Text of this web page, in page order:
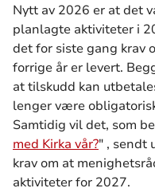
Nytt av 2026 er at det
planlagte aktiviteter i
det for siste gang krav
forrige år er levert.
attilskudd kan
lenger være
Samtidig vil det, som
med Kirka vår?" , sendt
kravom at
aktiviteter for 2027.